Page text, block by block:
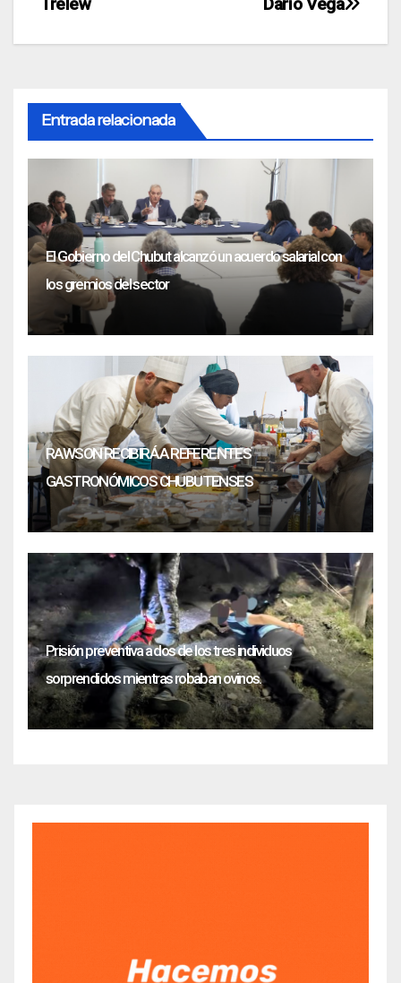
Darío Vega
Trelew
Entrada relacionada
El Gobierno del Chubut alcanzó un acuerdo salarial con
los gremios del sector
RAWSON RECIBIRÁ A REFERENTES
GASTRONÓMICOS CHUBUTENSES
Prisión preventiva a dos de los tres individuos
sorprendidos mientras robaban ovinos.